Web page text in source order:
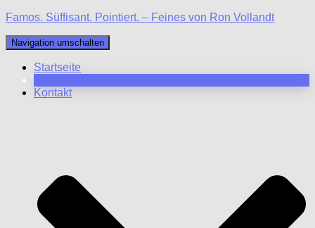
Famos. Süffisant. Pointiert. – Feines von Ron Vollandt
Navigation umschalten
Startseite
Kontakt